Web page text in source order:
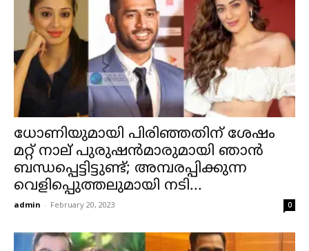
ധോണിയുമായി പിരിഞ്ഞതിന് ശേഷം
മറ്റ് നാല് പുരുഷൻമാരുമായി ഞാൻ
ബന്ധപ്പെട്ടിട്ടുണ്ട്; അമ്പരപ്പിക്കുന്ന
വെളിപ്പെുത്തലുമായി നടി...
admin - February 20, 2023 0